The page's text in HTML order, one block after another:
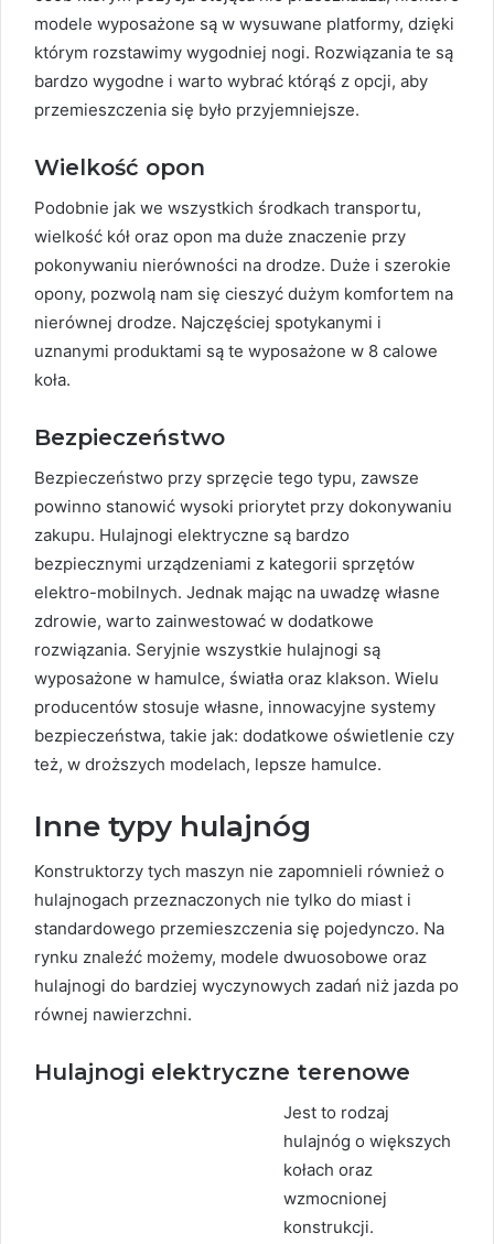
modele wyposażone są w wysuwane platformy, dzięki
którym rozstawimy wygodniej nogi. Rozwiązania te są
bardzo wygodne i warto wybrać którąś z opcji, aby
przemieszczenia się było przyjemniejsze.
Wielkość opon
Podobnie jak we wszystkich środkach transportu,
wielkość kół oraz opon ma duże znaczenie przy
pokonywaniu nierówności na drodze. Duże i szerokie
opony, pozwolą nam się cieszyć dużym komfortem na
nierównej drodze. Najczęściej spotykanymi i
uznanymi produktami są te wyposażone w 8 calowe
koła.
Bezpieczeństwo
Bezpieczeństwo przy sprzęcie tego typu, zawsze
powinno stanowić wysoki priorytet przy dokonywaniu
zakupu. Hulajnogi elektryczne są bardzo
bezpiecznymi urządzeniami z kategorii sprzętów
elektro-mobilnych. Jednak mając na uwadzę własne
zdrowie, warto zainwestować w dodatkowe
rozwiązania. Seryjnie wszystkie hulajnogi są
wyposażone w hamulce, światła oraz klakson. Wielu
producentów stosuje własne, innowacyjne systemy
bezpieczeństwa, takie jak: dodatkowe oświetlenie czy
też, w droższych modelach, lepsze hamulce.
Inne typy hulajnóg
Konstruktorzy tych maszyn nie zapomnieli również o
hulajnogach przeznaczonych nie tylko do miast i
standardowego przemieszczenia się pojedynczo. Na
rynku znaleźć możemy, modele dwuosobowe oraz
hulajnogi do bardziej wyczynowych zadań niż jazda po
równej nawierzchni.
Hulajnogi elektryczne terenowe
Jest to rodzaj
hulajnóg o większych
kołach oraz
wzmocnionej
konstrukcji.